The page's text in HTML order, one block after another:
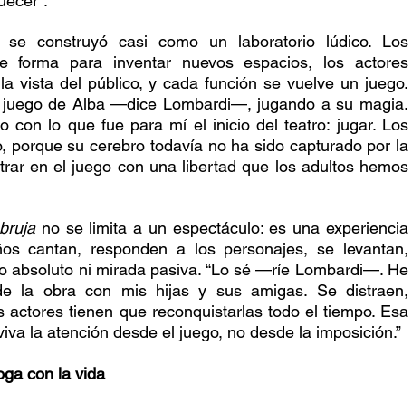
se construyó casi como un laboratorio lúdico. Los
forma para inventar nuevos espacios, los actores
vista del público, y cada función se vuelve un juego.
juego de Alba —dice Lombardi—, jugando a su magia.
con lo que fue para mí el inicio del teatro: jugar. Los
porque su cerebro todavía no ha sido capturado por la
en el juego con una libertad que los adultos hemos
no se limita a un espectáculo: es una experiencia
cantan, responden a los personajes, se levantan,
absoluto ni mirada pasiva. “Lo sé —ríe Lombardi—. He
la obra con mis hijas y sus amigas. Se distraen,
actores tienen que reconquistarlas todo el tiempo. Esa
la atención desde el juego, no desde la imposición.”
con la vida